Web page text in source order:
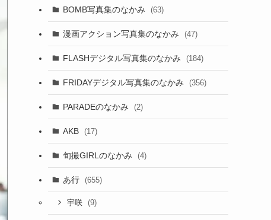
BOMB写真集のなかみ (63)
漫画アクション写真集のなかみ (47)
FLASHデジタル写真集のなかみ (184)
FRIDAYデジタル写真集のなかみ (356)
PARADEのなかみ (2)
AKB (17)
旬撮GIRLのなかみ (4)
あ行 (655)
宇咲 (9)